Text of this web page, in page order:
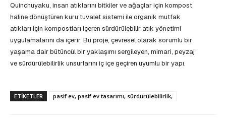
Quinchuyaku, insan atıklarını bitkiler ve ağaçlar için kompost
haline dönüştüren kuru tuvalet sistemi ile organik mutfak
atıkları için kompostları içeren sürdürülebilir atık yönetimi
uygulamalarını da içerir. Bu proje, çevresel olarak sorumlu bir
yaşama dair bütüncül bir yaklaşımı sergileyen, mimari, peyzaj
ve sürdürülebilirlik unsurlarını iç içe geçiren uyumlu bir yapı.
ETIKETLER pasif ev, pasif ev tasarımı, sürdürülebilirlik,